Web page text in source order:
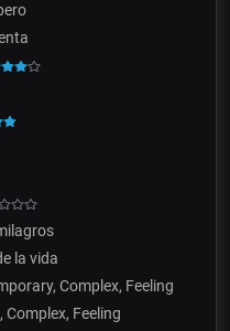
la vida
Complex, Feeling
Feeling